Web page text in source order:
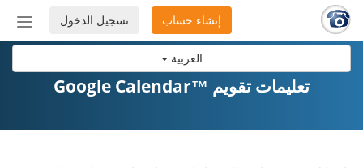
العربية
أو
تسجيل الدخول إنشاء حساب
تعليمات تقويم ™Google Calendar